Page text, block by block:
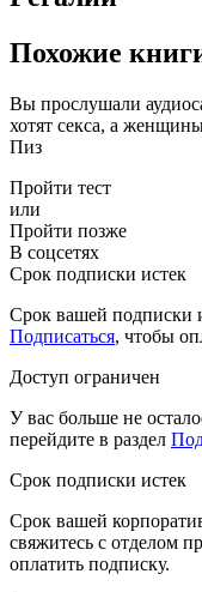
Похожие
Вы прослушали
хотят секса, а
Пиз
Пройти тест
или
Пройти позже
В соцсетях
Срок подписки истек
Срок вашей подписки
Подписаться, чтобы
Доступ ограничен
У вас больше не
перейдите в раздел
Срок подписки истек
Срок вашей
свяжитесь с отделом
оплатить подписку.